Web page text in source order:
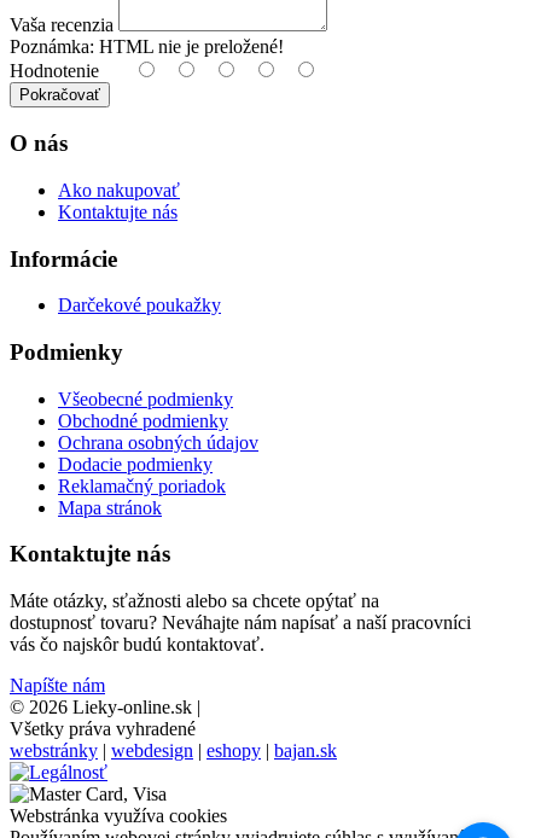
Vaša recenzia
Poznámka: HTML nie je preložené!
Hodnotenie
Pokračovať
O nás
Ako nakupovať
Kontaktujte nás
Informácie
Darčekové poukažky
Podmienky
Všeobecné podmienky
Obchodné podmienky
Ochrana osobných údajov
Dodacie podmienky
Reklamačný poriadok
Mapa stránok
Kontaktujte nás
Máte otázky, sťažnosti alebo sa chcete opýtať na
dostupnosť tovaru? Neváhajte nám napísať a naší pracovníci
vás čo najskôr budú kontaktovať.
Napíšte nám
© 2026 Lieky-online.sk |
Všetky práva vyhradené
webstránky | webdesign | eshopy | bajan.sk
Webstránka využíva cookies